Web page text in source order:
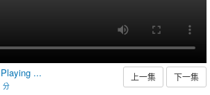
Playing ...
分
上一集 下一集